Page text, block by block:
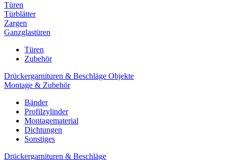
Türen
Türblätter
Zargen
Ganzglastüren
Türen
Zubehör
Drückergarnituren & Beschläge Objekte
Montage & Zubehör
Bänder
Profilzylinder
Montagematerial
Dichtungen
Sonstiges
Drückergarnituren & Beschläge